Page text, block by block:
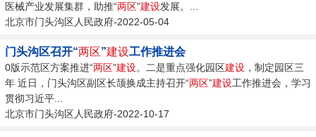
医械产业发展集群，助推“两区”建设发展。...
北京市门头沟区人民政府-2022-05-04
门头沟区召开“两区”建设工作推进会
0版示范区方案推进“两区”建设。二是重点强化园区建设 ，制定园区三
年 近日，门头沟区副区长颉换成主持召开“两区”建设工作推进会，学习
贯彻习近平...
北京市门头沟区人民政府-2022-10-17